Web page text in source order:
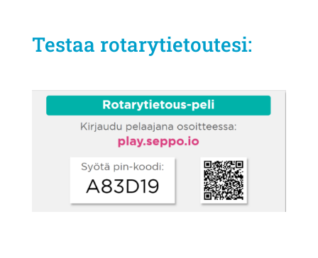
Testaa rotarytietoutesi: